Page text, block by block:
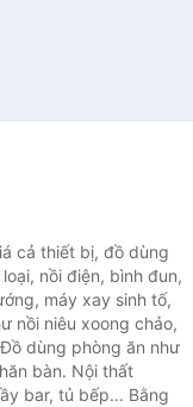
cả thiết bị, đồ dùng
nồi điện, bình đun,
máy xay sinh tố,
nồi niêu xoong chảo,
dùng phòng ăn như
bàn. Nội thất
bar, tủ bếp... Bằng